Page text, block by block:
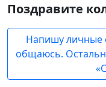
Поздравите
Напишу личные
общаюсь.